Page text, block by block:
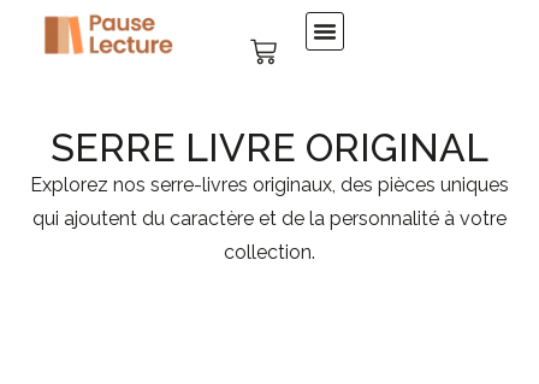
SERRE LIVRE ORIGINAL
Explorez nos serre-livres originaux, des pièces uniques
qui ajoutent du caractère et de la personnalité à votre
collection.